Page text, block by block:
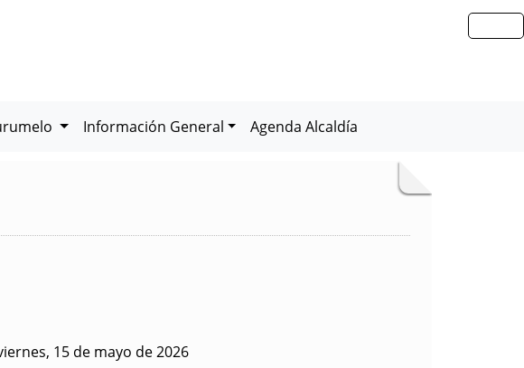
Información General Agenda Alcaldía
15 de mayo de 2026